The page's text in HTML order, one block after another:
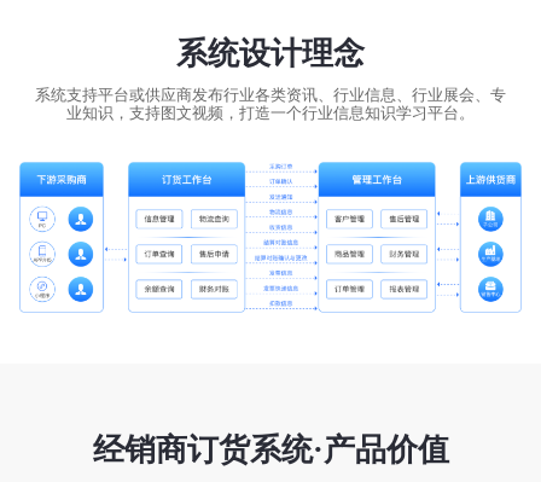
系统设计理念
系统支持平台或供应商发布行业各类资讯、行业信息、行业展会、专
业知识，支持图文视频，打造一个行业信息知识学习平台。
经销商订货系统·产品价值